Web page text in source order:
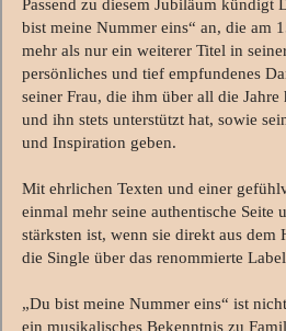
Passend zu diesem Jubiläum kündigt
bist meine Nummer eins“ an, die am
mehr als nur ein weiterer Titel in
persönliches und tief empfundenes
seiner Frau, die ihm über all die
und ihn stets unterstützt hat, sowie
und Inspiration geben.
Mit ehrlichen Texten und einer
einmal mehr seine authentische Seite
stärksten ist, wenn sie direkt aus
die Single über das renommierte
„Du bist meine Nummer eins“ ist
ein musikalisches Bekenntnis zu